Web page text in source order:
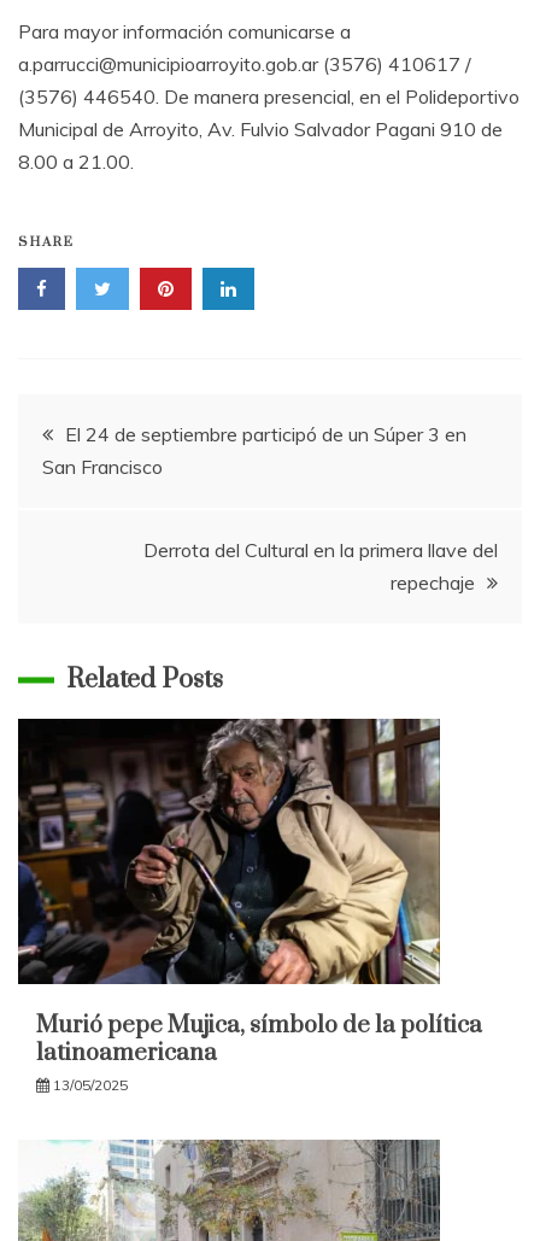
Para mayor información comunicarse a
a.parrucci@municipioarroyito.gob.ar (3576) 410617 /
(3576) 446540. De manera presencial, en el Polideportivo
Municipal de Arroyito, Av. Fulvio Salvador Pagani 910 de
8.00 a 21.00.
SHARE
Navegación
de
entradas
El 24 de septiembre participó de un Súper 3 en
San Francisco
Derrota del Cultural en la primera llave del
repechaje
Related Posts
Murió pepe Mujica, símbolo de la política
latinoamericana
13/05/2025